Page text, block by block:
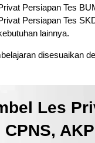
Persiapan Tes
Persiapan Tes
lainnya.
disesuaikan
Les
CPNS,